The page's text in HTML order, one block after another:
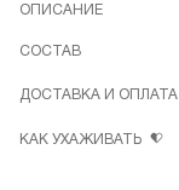
ОПИСАНИЕ
СОСТАВ
ДОСТАВКА И ОПЛАТА
КАК УХАЖИВАТЬ